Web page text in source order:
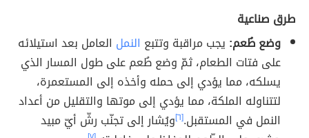
طرق صناعية
وضع طُعم: يجب مراقبة وتتبع النمل العامل بعد استيلائه
على فتات الطعام، ثمّ وضع طُعم على طول المسار الذي
يسلكه، مما يؤدي إلى حمله وأخذه إلى المستعمرة،
لتتناوله الملكة، مما يؤدي إلى موتها والتقليل من أعداد
النمل في المستقبل.[٦] ويُشار إلى تجنّب رشّ أيّ مبيد